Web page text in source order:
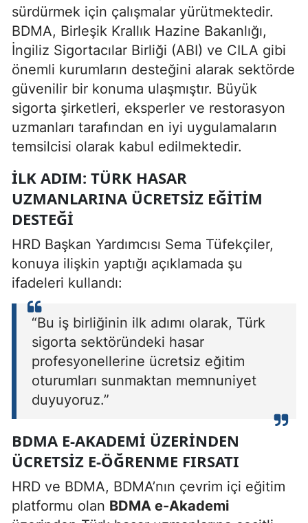
sürdürmek için çalışmalar yürütmektedir.
BDMA, Birleşik Krallık Hazine Bakanlığı,
İngiliz Sigortacılar Birliği (ABI) ve CILA gibi
önemli kurumların desteğini alarak sektörde
güvenilir bir konuma ulaşmıştır. Büyük
sigorta şirketleri, eksperler ve restorasyon
uzmanları tarafından en iyi uygulamaların
temsilcisi olarak kabul edilmektedir.
İLK ADIM: TÜRK HASAR
UZMANLARINA ÜCRETSIZ EĞITIM
DESTEĞI
HRD Başkan Yardımcısı Sema Tüfekçiler,
konuya ilişkin yaptığı açıklamada şu
ifadeleri kullandı:
“Bu iş birliğinin ilk adımı olarak, Türk
sigorta sektöründeki hasar
profesyonellerine ücretsiz eğitim
oturumları sunmaktan memnuniyet
duyuyoruz.”
BDMA E-AKADEMI ÜZERINDEN
ÜCRETSIZ E-ÖĞRENME FIRSATI
HRD ve BDMA, BDMA’nın çevrim içi eğitim
platformu olan BDMA e-Akademi